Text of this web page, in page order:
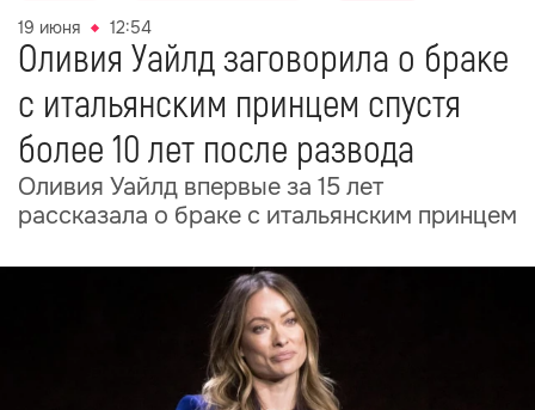
19 июня 12:54
Оливия Уайлд заговорила о браке
с итальянским принцем спустя
более 10 лет после развода
Оливия Уайлд впервые за 15 лет
рассказала о браке с итальянским принцем